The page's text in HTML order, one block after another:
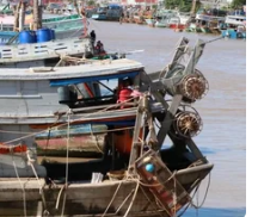
cao tốc làm 13
một xe tải nhỏ trên